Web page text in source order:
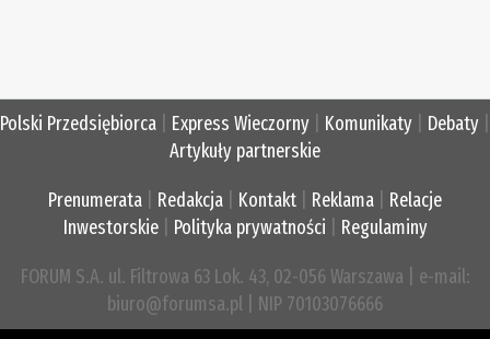
Polski Przedsiębiorca Express Wieczorny Komunikaty Debaty
Artykuły partnerskie
Prenumerata Redakcja Kontakt Reklama
Relacje
Inwestorskie| Polityka prywatności Regulaminy
FORUM S.A. ul. Filtrowa 63 Lok. 43, 02-056 Warszawa | e-mail:
biuro@forumsa.pl | NIP 70103076666